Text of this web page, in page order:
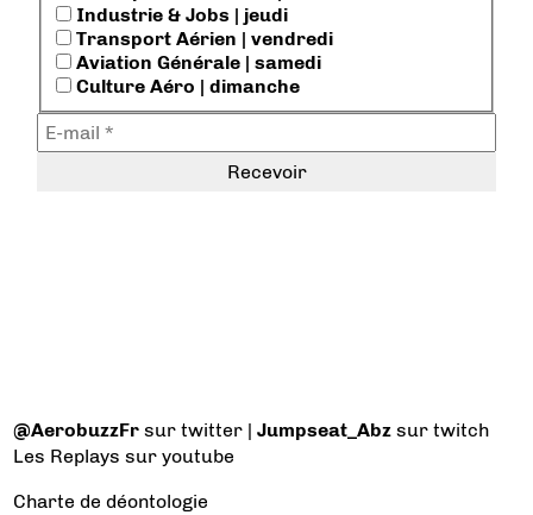
Industrie & Jobs | jeudi
Transport Aérien | vendredi
Aviation Générale | samedi
Culture Aéro | dimanche
@AerobuzzFr sur twitter |Jumpseat_Abz sur twitch
Les Replays sur youtube
Charte de déontologie